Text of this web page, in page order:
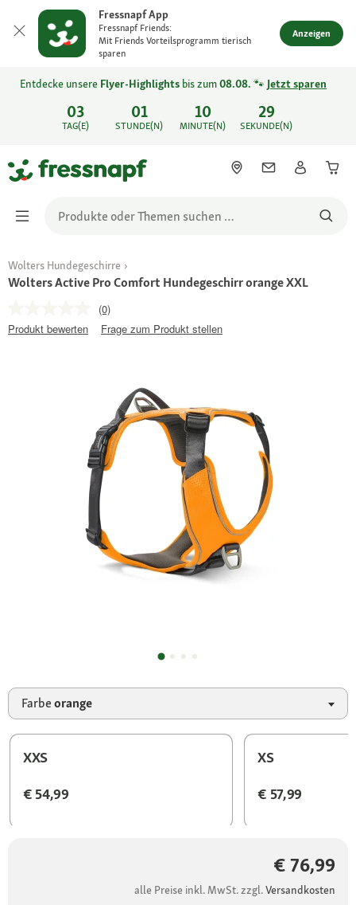
Fressnapf App
Fressnapf Friends:
Mit Friends Vorteilsprogramm tierisch
sparen
Anzeigen
03
TAG(E)
01
STUNDE(N)
10
MINUTE(N)
29
SEKUNDE(N)
Entdecke unsere Flyer-Highlights bis zum08.08. 🐾 Jetzt sparen
Wolters Hundegeschirre
Wolters Active Pro Comfort Hundegeschirr orange XXL
(0)
Produkt bewerten
Frage zum Produkt stellen
Farbeorange
XXS
€ 54,99
XS
€ 57,99
€ 76,99
alle Preise inkl. MwSt. zzgl.Versandkosten